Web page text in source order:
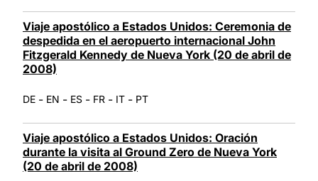
Viaje apostólico a Estados Unidos: Ceremonia de
despedida en el aeropuerto internacional John
Fitzgerald Kennedy de Nueva York (20 de abril de
2008)
DE - EN - ES - FR - IT - PT
Viaje apostólico a Estados Unidos: Oración
durante la visita al Ground Zero de Nueva York
(20 de abril de 2008)